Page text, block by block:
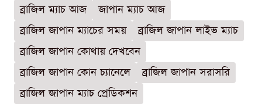
ব্রাজিল ম্যাচ আজ
জাপান ম্যাচ আজ
ব্রাজিল জাপান ম্যাচের সময়
ব্রাজিল জাপান লাইভ ম্যাচ
ব্রাজিল জাপান কোথায় দেখবেন
ব্রাজিল জাপান কোন চ্যানেলে
ব্রাজিল জাপান সরাসরি
ব্রাজিল জাপান ম্যাচ প্রেডিকশন